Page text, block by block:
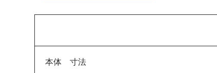
本体 寸法